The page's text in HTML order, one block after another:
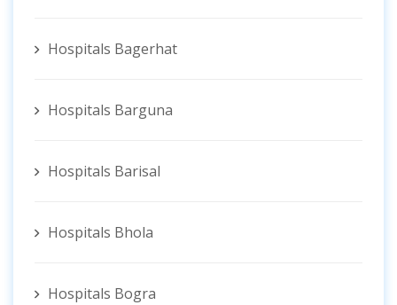
Hospitals Bagerhat
Hospitals Barguna
Hospitals Barisal
Hospitals Bhola
Hospitals Bogra